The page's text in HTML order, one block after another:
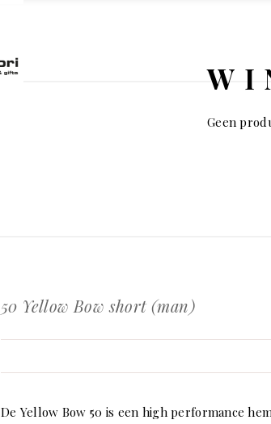
Geen
50 Yellow Bow short (man)
De Yellow Bow 50 is een high performance